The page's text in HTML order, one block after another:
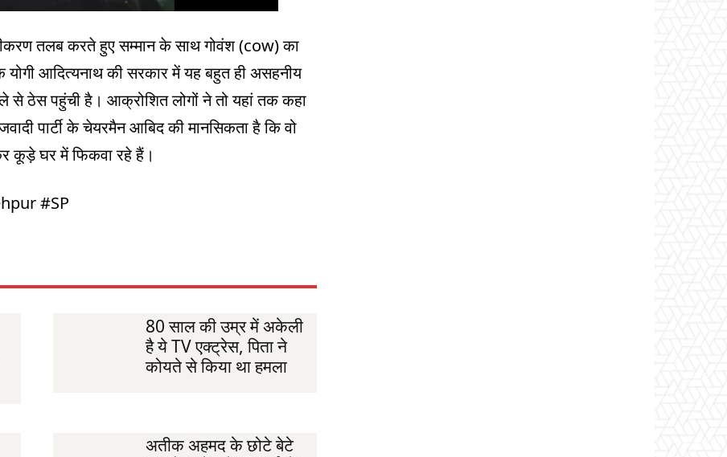
तलब करते हुए सम्मान के साथ गोवंश (cow) का
आदित्यनाथ की सरकार में यह बहुत ही असहनीय
से ठेस पहुंची है। आक्रोशित लोगों ने तो यहां तक कहा
पार्टी के चेयरमैन आबिद की मानसिकता है कि वो
कूड़े घर में फिकवा रहे हैं।
#SP
80 साल की उम्र में अकेली
है ये TV एक्ट्रेस, पिता ने
कोयते से किया था हमला
अतीक अहमद के छोटे बेटे